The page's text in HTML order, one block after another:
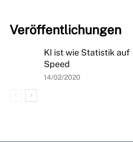
Veröffentlichungen
KI ist wie Statistik auf
Speed
14/02/2020